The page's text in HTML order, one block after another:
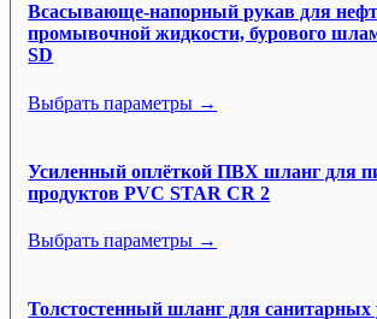
Всасывающе-напорный рукав для
промывочной жидкости, бурового
SD
Выбрать параметры →
Усиленный оплёткой ПВХ шланг для
продуктов PVC STAR CR 2
Выбрать параметры →
Толстостенный шланг для санитарных